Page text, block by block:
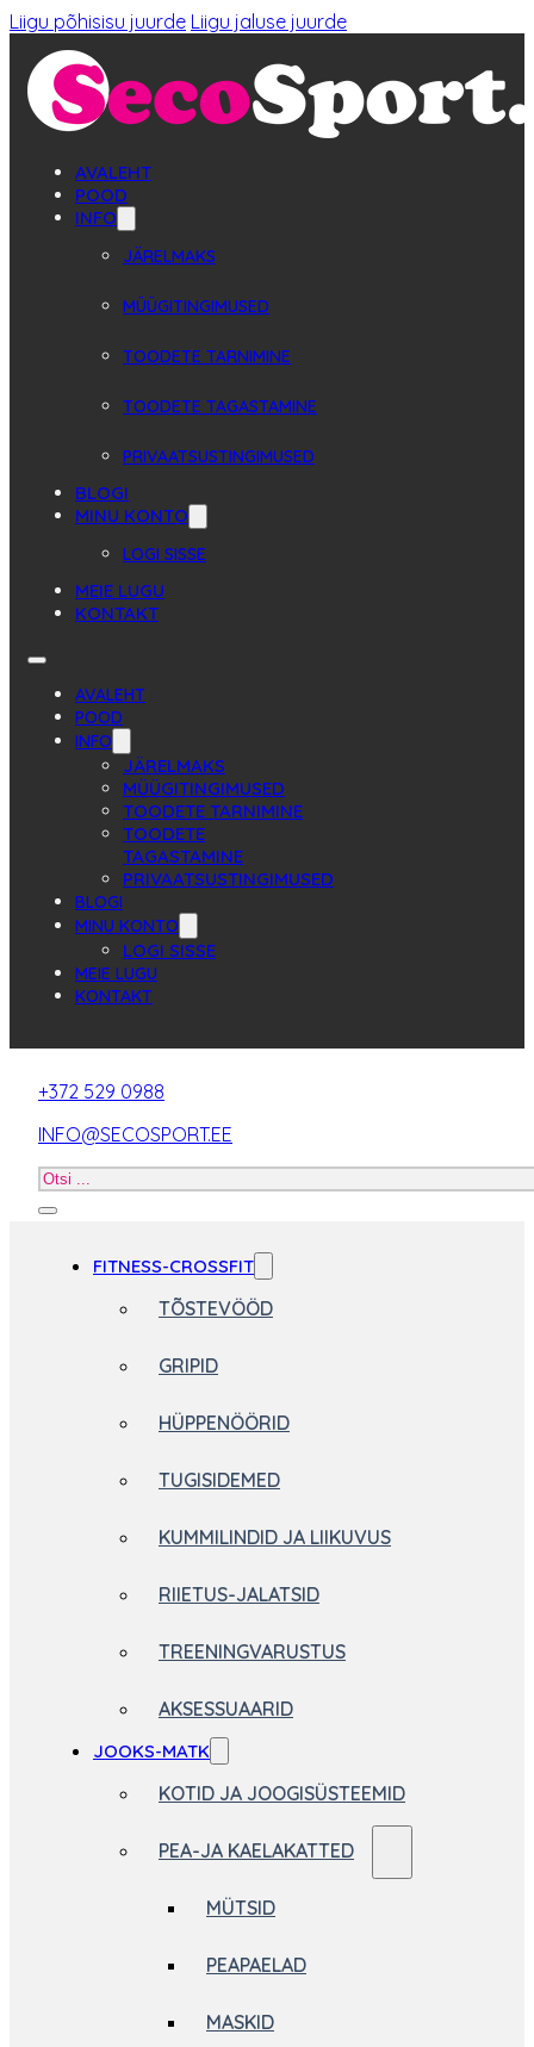
Liigu põhisisu juurde Liigu jaluse juurde
AVALEHT
POOD
INFO
JÄRELMAKS
MÜÜGITINGIMUSED
TOODETE TARNIMINE
TOODETE TAGASTAMINE
PRIVAATSUSTINGIMUSED
BLOGI
MINU KONTO
LOGI SISSE
MEIE LUGU
KONTAKT
AVALEHT
POOD
INFO
JÄRELMAKS
MÜÜGITINGIMUSED
TOODETE TARNIMINE
TOODETE
TAGASTAMINE
PRIVAATSUSTINGIMUSED
BLOGI
MINU KONTO
LOGI SISSE
MEIE LUGU
KONTAKT
+372 529 0988
INFO@SECOSPORT.EE
Otsi
FITNESS-CROSSFIT
TÕSTEVÖÖD
GRIPID
HÜPPENÖÖRID
TUGISIDEMED
KUMMILINDID JA LIIKUVUS
RIIETUS-JALATSID
TREENINGVARUSTUS
AKSESSUAARID
JOOKS-MATK
KOTID JA JOOGISÜSTEEMID
PEA-JA KAELAKATTED
MÜTSID
PEAPAELAD
MASKID